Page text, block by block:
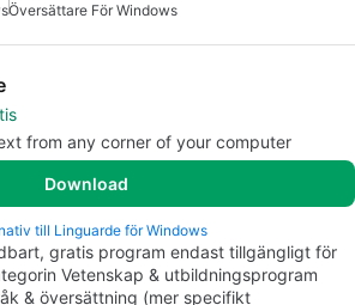
Översättare För Windows
from any corner of your computer
Download
till Linguarde för Windows
gratis program endast tillgängligt för
Vetenskap & utbildningsprogram
& översättning (mer specifikt